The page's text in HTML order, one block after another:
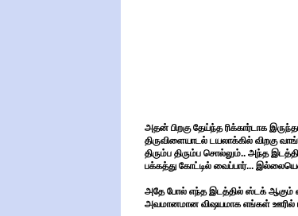
அதன் பிறகு தேய்ந்த ரிக்கார்டாக
திருவிளையாடல் டயலாக்கில் விறகு
திரும்ப திரும்ப சொல்லும்.. அந்த
பக்கத்து கோட்டில் வைப்பார்...
அதே போல் எந்த இடத்தில் ஸ்டக் ஆகும்
அவமானமான விஷயமாக எங்கள் ஊரில்